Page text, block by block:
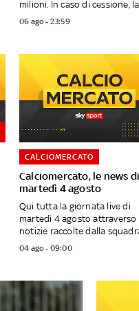
milioni. In caso di cessione,
06 ago - 23:59
Calciomercato, le news di
martedì 4 agosto
CALCIOMERCATO
Qui tutta la giornata live di
martedì 4 agosto attraverso
notizie raccolte dalla
04 ago - 09:00